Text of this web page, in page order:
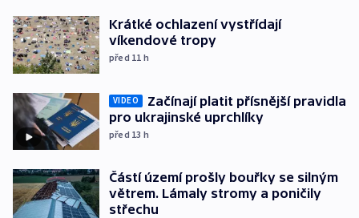
Krátké ochlazení vystřídají
víkendové tropy
před 11 h
VIDEO
Začínají platit přísnější pravidla
pro ukrajinské uprchlíky
před 13 h
Částí území prošly bouřky se silným
větrem. Lámaly stromy a poničily
střechu